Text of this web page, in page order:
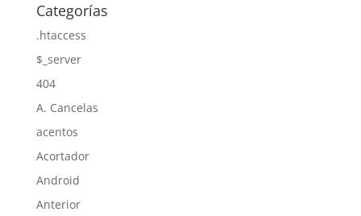
Categorías
.htaccess
$_server
404
A. Cancelas
acentos
Acortador
Android
Anterior